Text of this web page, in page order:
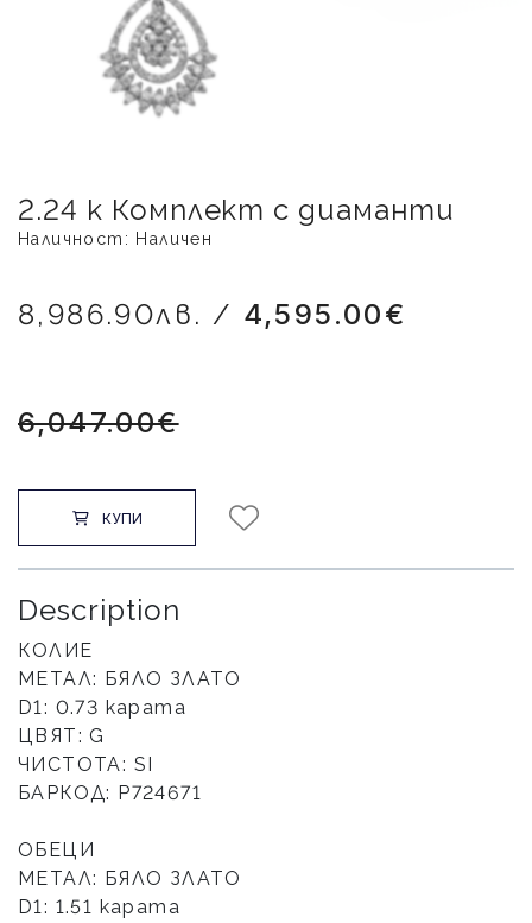
2.24 к Комплект с диаманти
Наличност: Наличен
8,986.90лв. / 4,595.00€
6,047.00€
КУПИ
Description
КОЛИЕ
МЕТАЛ: БЯЛО ЗЛАТО
D1: 0.73 карата
ЦВЯТ: G
ЧИСТОТА: SI
БАРКОД: P724671
ОБЕЦИ
МЕТАЛ: БЯЛО ЗЛАТО
D1: 1.51 карата